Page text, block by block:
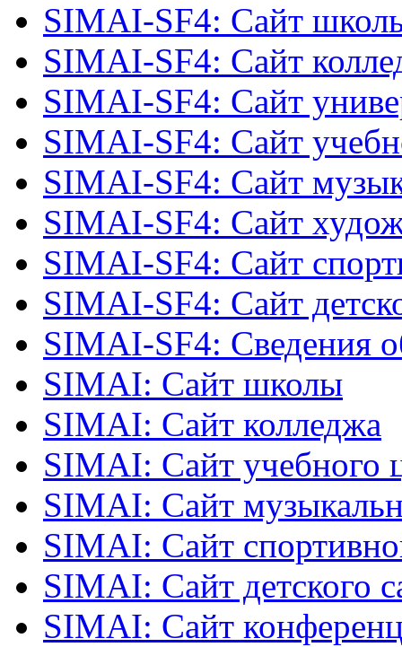
SIMAI-SF4: Сайт
SIMAI-SF4: Сайт
SIMAI-SF4: Сайт
SIMAI-SF4: Сайт
SIMAI-SF4: Сайт
SIMAI-SF4: Сайт
SIMAI-SF4: Сайт
SIMAI-SF4: Сайт
SIMAI-SF4: Сведения
SIMAI: Сайт школы
SIMAI: Сайт колледжа
SIMAI: Сайт учебного
SIMAI: Сайт
SIMAI: Сайт
SIMAI: Сайт детского
SIMAI: Сайт